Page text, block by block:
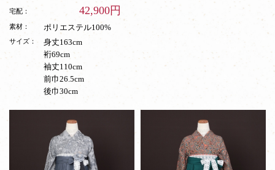
宅配： 42,900円
素材： ポリエステル100%
サイズ：
身丈163cm
裄69cm
袖丈110cm
前巾26.5cm
後巾30cm